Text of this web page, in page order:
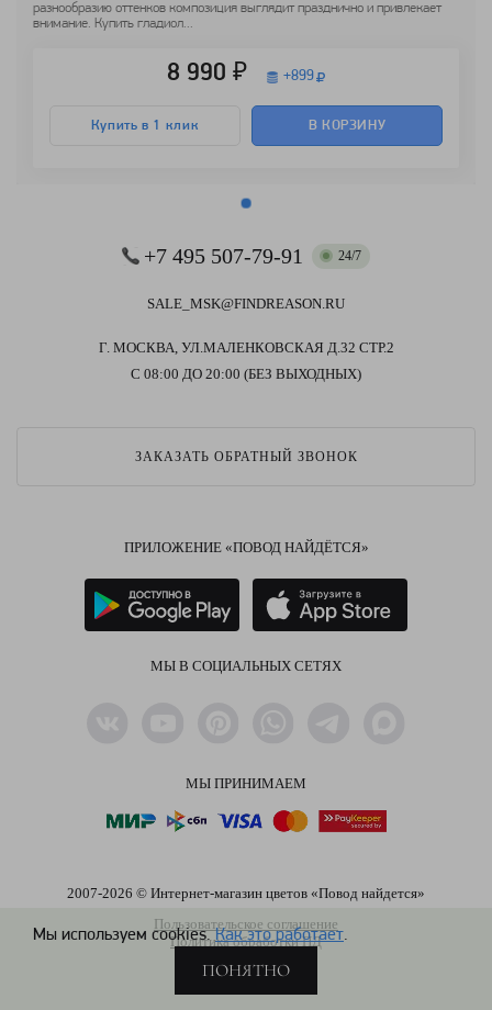
Мы используем cookies.Как это работает.
ПОНЯТНО
разнообразию оттенков композиция выглядит празднично и привлекает
внимание. Купить гладиол...
8 990 ₽ +899
Купить в 1 клик В КОРЗИНУ
+7 495 507-79-91 24/7
SALE_MSK@FINDREASON.RU
Г. МОСКВА, УЛ.МАЛЕНКОВСКАЯ Д.32 СТР.2
С 08:00 ДО 20:00 (БЕЗ ВЫХОДНЫХ)
ЗАКАЗАТЬ ОБРАТНЫЙ ЗВОНОК
ПРИЛОЖЕНИЕ «ПОВОД НАЙДЁТСЯ»
МЫ В СОЦИАЛЬНЫХ СЕТЯХ
МЫ ПРИНИМАЕМ
2007-2026 © Интернет-магазин цветов «Повод найдется»
Пользовательское соглашение
Политика обработки ПД